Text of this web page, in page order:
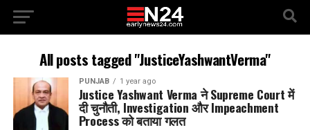
All posts tagged "JusticeYashwantVerma"
PUNJAB 1 year ago
Justice Yashwant Verma ने Supreme Court में
दी चुनौती, Investigation और Impeachment
Process को बताया गलत